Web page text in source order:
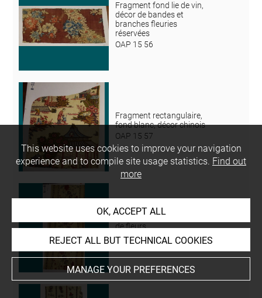
Fragment fond lie de vin,
décor de bandes et
branches fleuries
réservées
OAP 15 56
Fragment rectangulaire,
fond blanc, décor chinois
OAP 15 57
Bande à fond blanc décoré
de fleurs
OAP 15 58
This website uses cookies to improve your navigation
experience and to compile site usage statistics. Find out
more
OK, ACCEPT ALL
REJECT ALL BUT TECHNICAL COOKIES
MANAGE YOUR PREFERENCES